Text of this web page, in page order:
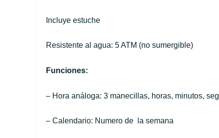
Incluye estuche
Resistente al agua: 5 ATM (no sumergible)
Funciones:
– Hora análoga: 3 manecillas, horas, minutos,
– Calendario: Numero de la semana